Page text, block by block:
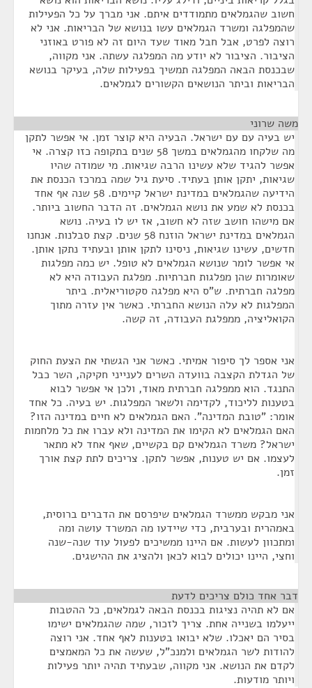
חשוב שהגמלאים מתמודדים איתם. אני מברך על כל הפעילות
שהמפלגה ומשרד הגמלאים עשו בנושא של הבריאות. אני לא
רוצה לפרט, אבל חבל מאוד שעד היום זה לא פורט באוזני
הציבור. הציבור לא יודע מה המפלגה עשתה. אני מקווה,
שבכנסת הבאה המפלגה תמשיך בפעילות שלה, בעיקר בנושא
הבריאות וביתר הנושאים הקשורים לגמלאים.
משה שרוני
יש בעיה עם עם ישראל. הבעיה היא קוצר זמן. אי אפשר לתקן
מה שלקחו מהגמלאים במשך 58 שנים בתקופה כזו קצרה. אי
אפשר להגיד שלא עשינו הרבה שגיאות. מי שמודה שהיו
שגיאות, יתקן אותן בעתיד. סיעת גיל שמה במרכז הכנסת את
הידיעה שהגמלאים במדינת ישראל קיימים. 58 שנה אף אחד
בכנסת לא שמע את נושא הגמלאים. זה הדבר החשוב ביותר.
אם מישהו חושב שזה לא חשוב, אז יש לו בעיה. נושא
הגמלאים במדינת ישראל הוזנח 58 שנים. קצת סבלנות. אנחנו
חדשים, עשינו שגיאות, ניסינו לתקן אותן ובעתיד נתקן אותן.
אי אפשר לומר שנושא הגמלאים לא טופל. יש כמה מפלגות
שאומרות שהן מפלגות חברתיות. מפלגת העבודה היא לא
מפלגה חברתית. ש"ס היא מפלגה סקטוריאלית. ביתר
המפלגות לא עלה הנושא החברתי. כאשר אין עזרה מתוך
הקואליציה, ממפלגת העבודה, זה קשה.
אני אספר לך סיפור אמיתי. כאשר אני הגשתי את הצעת החוק
של הגדלת הקצבה בוועדה השרים לענייני חקיקה, השר כבל
התנגד. הוא ממפלגה חברתית מאוד, ולכן אי אפשר לבוא
בטענות לליכוד, לקדימה ולשאר המפלגות. יש בעיה. כל אחד
אומר: "טובת המדינה". האם הגמלאים לא חיים במדינה הזו?
האם הגמלאים לא הקימו את המדינה ולא עברו את כל מלחמות
ישראל? משרד הגמלאים קם בקשיים, שאף אחד לא מתאר
לעצמו. אם יש טענות, אפשר לתקן. צריכים לתת קצת אורך
זמן.
אני מבקש ממשרד הגמלאים שיפרסם את הדברים ברוסית,
באמהרית ובערבית, כדי שיידעו מה המשרד עושה ומה
ומתכוון לעשות. אם היינו ממשיכים לפעול עוד שנה-שנה
וחצי, היינו יכולים לבוא לכאן ולהציג את ההישגים.
דבר אחד כולם צריכים לדעת
אם לא תהיה נציגות בכנסת הבאה לגמלאים, כל ההטבות
ייעלמו בשנייה אחת. צריך לזכור, שמה שהגמלאים ישימו
בסיר הם יאכלו. שלא יבואו בטענות לאף אחד. אני רוצה
להודות לשר הגמלאים ולמנכ"ל, שעשה את כל המאמצים
לקדם את הנושא. אני מקווה, שבעתיד תהיה יותר פעילות
ויותר מודעות.